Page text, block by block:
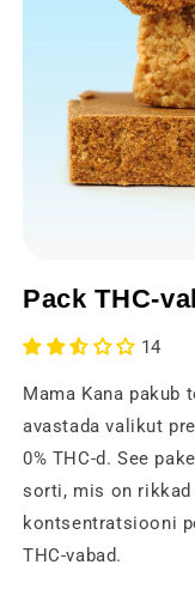
1
aknas
Pack THC-
14
Mama Kana
avastada valikut
0% THC-d. See
sorti, mis on
kontsentratsiooni
THC-vabad.